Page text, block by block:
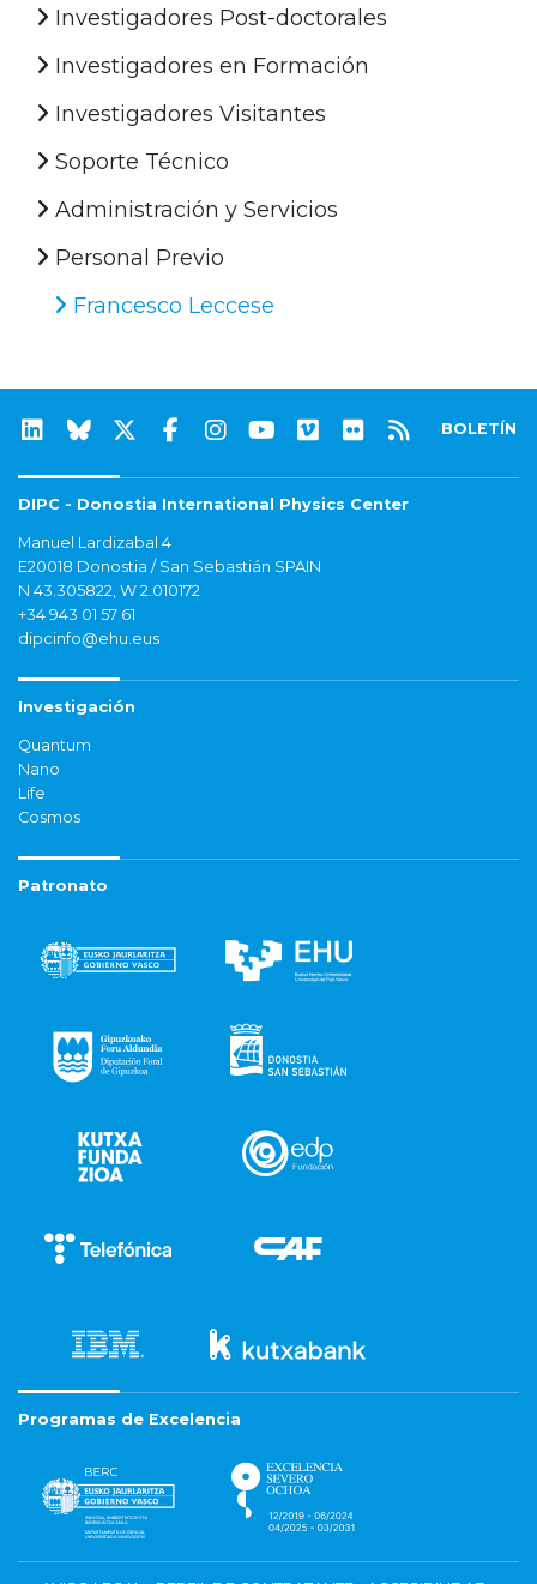
Investigadores Post-doctorales
Investigadores en Formación
Investigadores Visitantes
Soporte Técnico
Administración y Servicios
Personal Previo
Francesco Leccese
BOLETÍN
DIPC - Donostia International Physics Center
Manuel Lardizabal 4
E20018 Donostia / San Sebastián SPAIN
N 43.305822, W 2.010172
+34 943 01 57 61
dipcinfo@ehu.eus
Investigación
Quantum
Nano
Life
Cosmos
Patronato
Programas de Excelencia